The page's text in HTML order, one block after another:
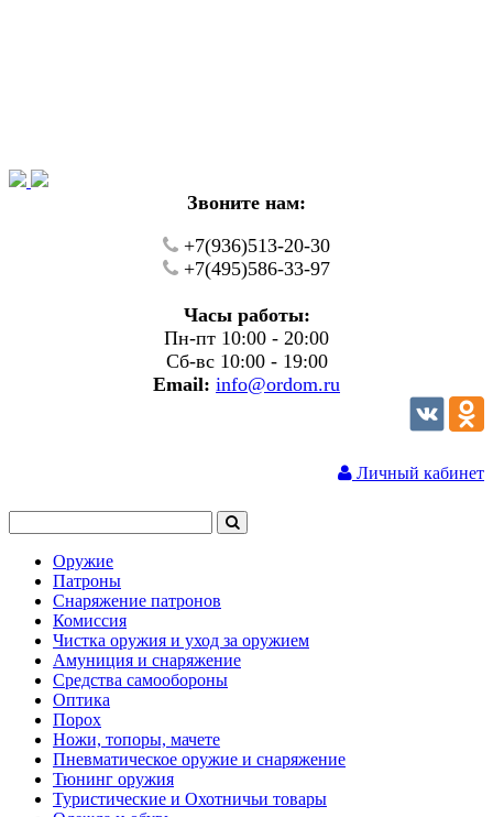
Звоните нам:
+7(936)513-20-30
+7(495)586-33-97
Часы работы:
Пн-пт 10:00 - 20:00
Сб-вс 10:00 - 19:00
Email: info@ordom.ru
Личный кабинет
Оружие
Патроны
Снаряжение патронов
Комиссия
Чистка оружия и уход за оружием
Амуниция и снаряжение
Средства самообороны
Оптика
Порох
Ножи, топоры, мачете
Пневматическое оружие и снаряжение
Тюнинг оружия
Туристические и Охотничьи товары